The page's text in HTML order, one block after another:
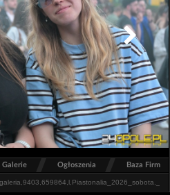
Galerie / Ogłoszenia / Baza Firm